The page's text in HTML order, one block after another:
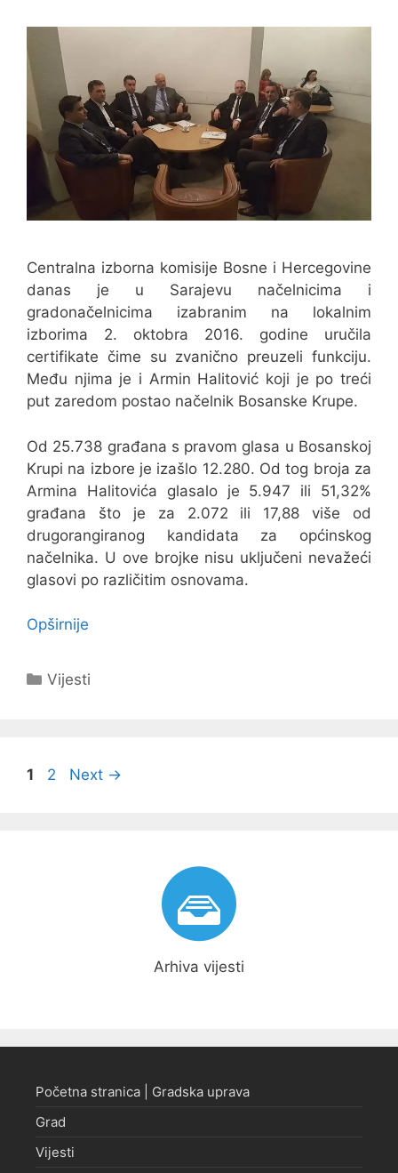
Centralna izborna komisije Bosne i Hercegovine
danas je u Sarajevu načelnicima i
gradonačelnicima izabranim na lokalnim
izborima 2. oktobra 2016. godine uručila
certifikate čime su zvanično preuzeli funkciju.
Među njima je i Armin Halitović koji je po treći
put zaredom postao načelnik Bosanske Krupe.
Od 25.738 građana s pravom glasa u Bosanskoj
Krupi na izbore je izašlo 12.280. Od tog broja za
Armina Halitovića glasalo je 5.947 ili 51,32%
građana što je za 2.072 ili 17,88 više od
drugorangiranog kandidata za općinskog
načelnika. U ove brojke nisu uključeni nevažeći
glasovi po različitim osnovama.
Opširnije
Kategorije
Vijesti
Navigacija
Page
1 Page
2 Next →
Arhiva vijesti
Početna stranica | Gradska uprava
Grad
Vijesti